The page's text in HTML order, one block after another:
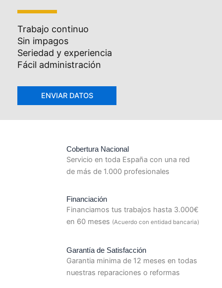
Trabajo continuo
Sin impagos
Seriedad y experiencia
Fácil administración
Cobertura Nacional
Servicio en toda España con una red
de más de 1.000 profesionales
Financiación
Financiamos tus trabajos hasta 3.000€
en 60 meses (Acuerdo con entidad bancaria)
Garantía de Satisfacción
Garantia minima de 12 meses en todas
nuestras reparaciones o reformas